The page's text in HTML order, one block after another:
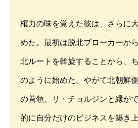
権力の味を覚えた彼は、さらに
めた。最初は脱北ブローカーか
北ルートを斡旋することから、
のように始めた。やがて北朝鮮
の首領、リ・チョルジンと縁が
的に自分だけのビジネスを築き